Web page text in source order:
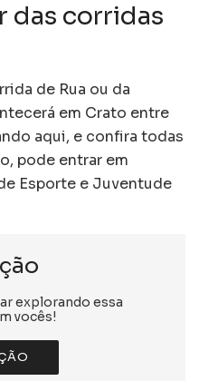
das corridas
de Rua ou da
em Crato entre
aqui, e confira todas
pode entrar em
Esporte e Juventude
explorando essa
vocês!